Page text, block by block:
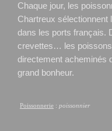
Chaque jour, les
Chartreux sélectionnent
dans les ports français.
crevettes… les
directement acheminés
grand bonheur.
Poissonnerie : poissonnier